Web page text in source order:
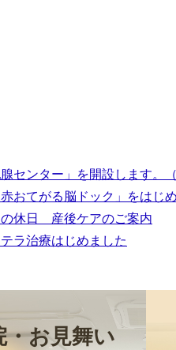
ーダイバ
脳動脈瘤の治療
腺センター」を開設します。
赤おてがる脳ドック」をはじ
の休日 産後ケアのご案内
ラ治療はじめました
・お見舞い